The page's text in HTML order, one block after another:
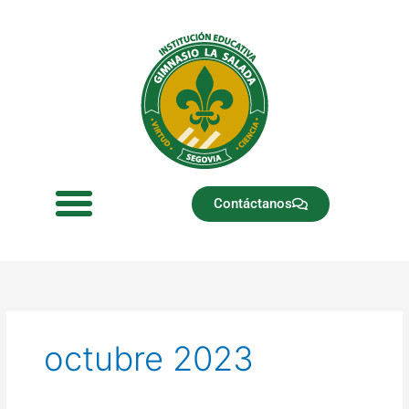
Contáctanos
octubre 2023